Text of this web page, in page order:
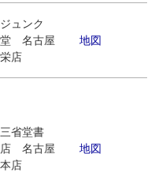
ジュンク
堂 名古屋
栄店
地図
三省堂書
店 名古屋
本店
地図